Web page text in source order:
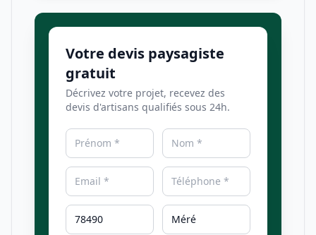
Votre devis paysagiste
gratuit
Décrivez votre projet, recevez des
devis d'artisans qualifiés sous 24h.